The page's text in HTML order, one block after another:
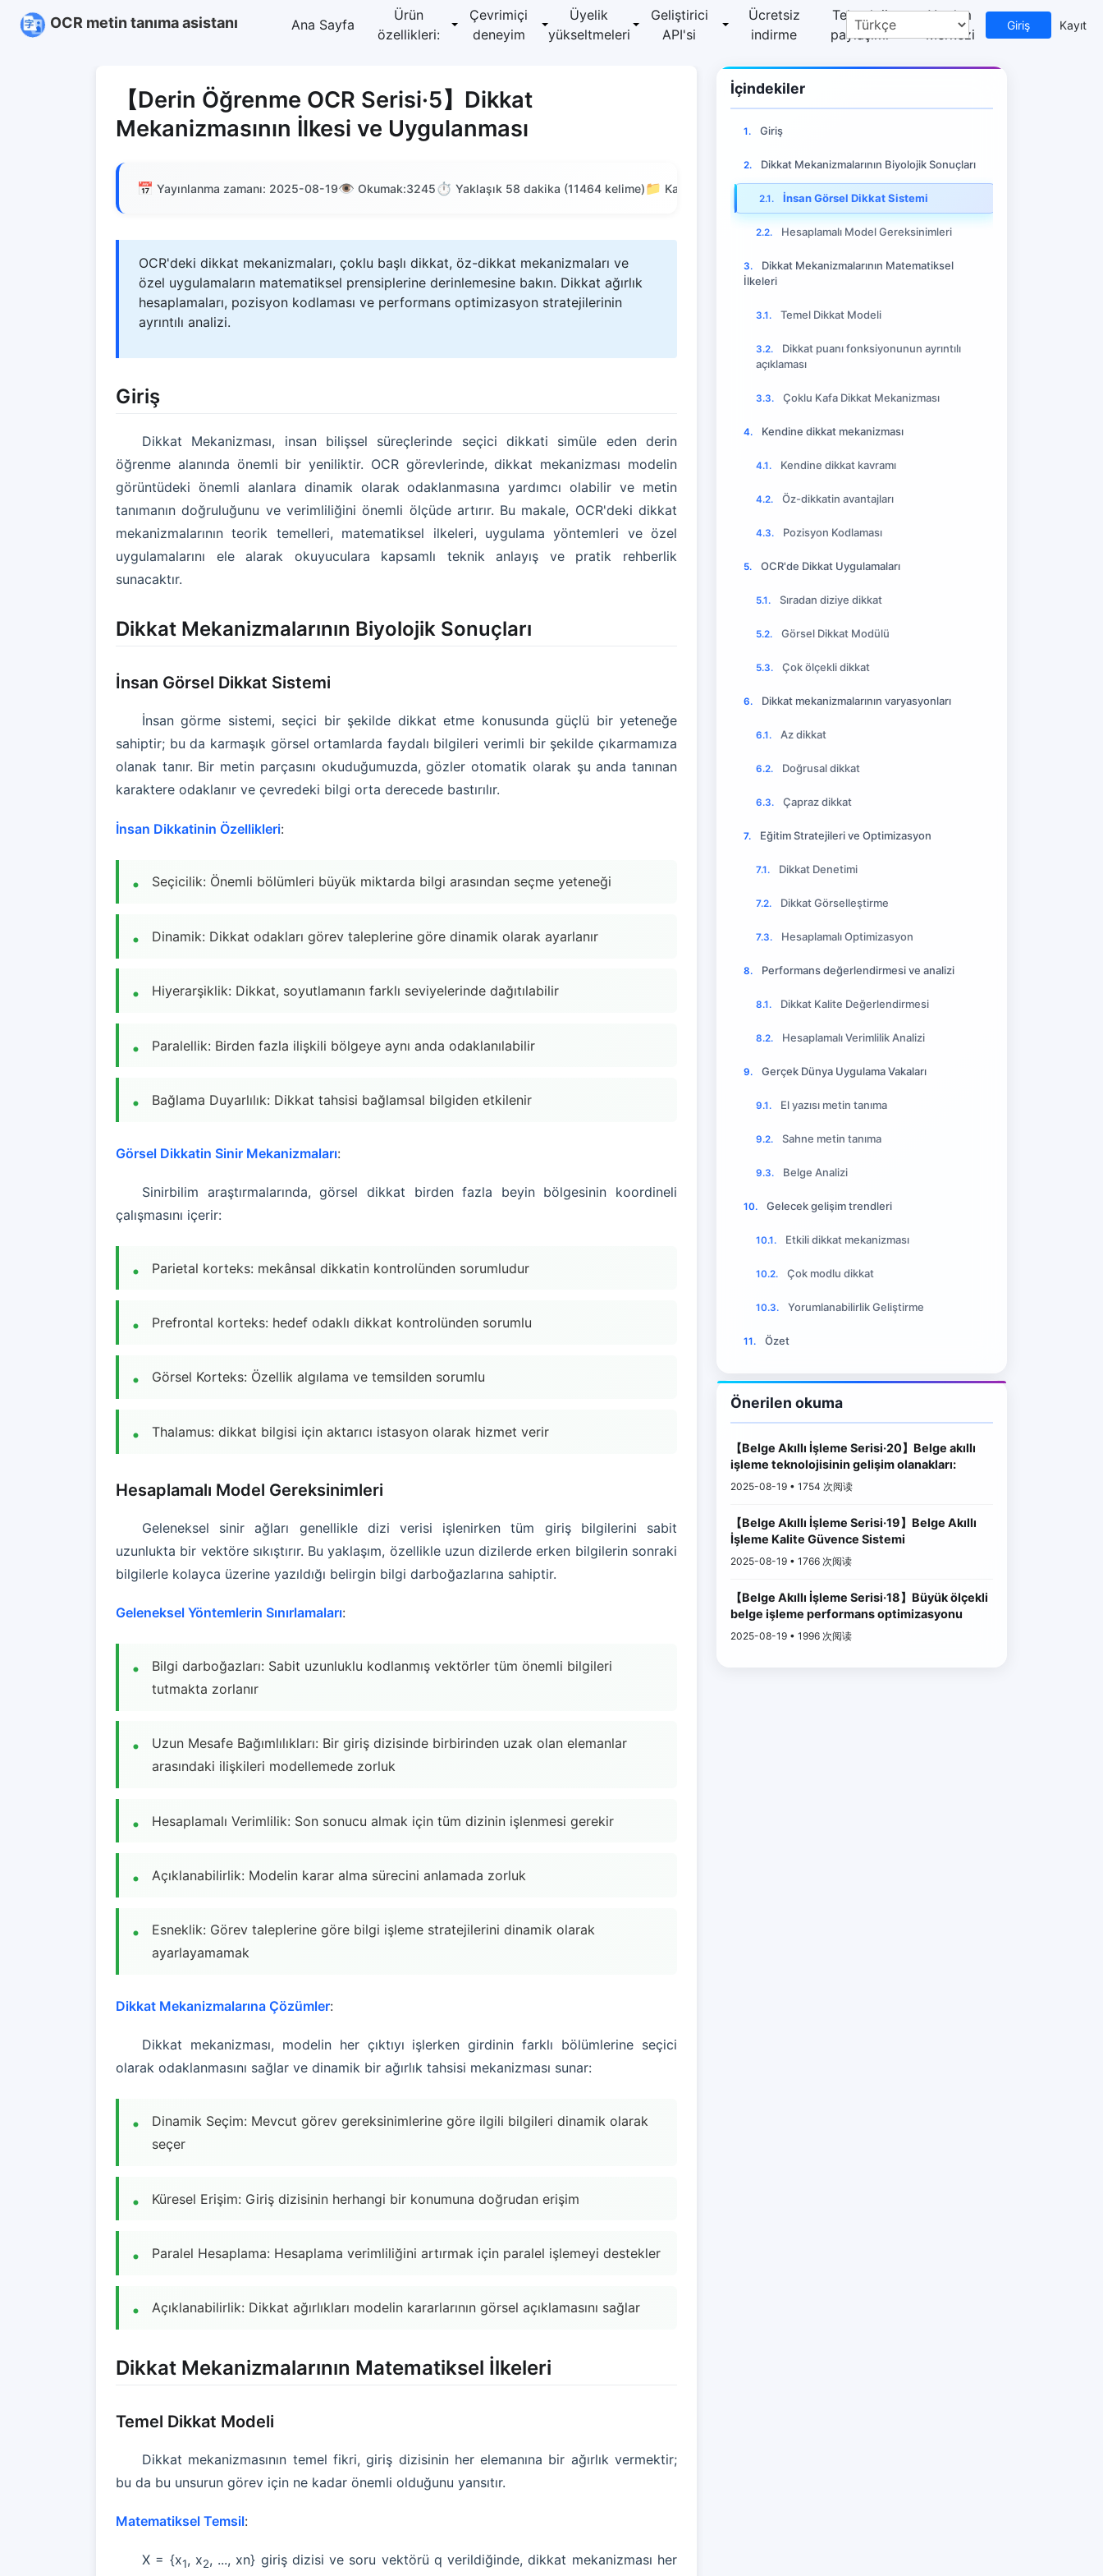
OCR metin tanıma asistanı Ana Sayfa
Ürün
özellikleri:
Çevrimiçi
deneyim
Üyelik
yükseltmeleri
Geliştirici
API'si
Ücretsiz
indirme
Teknoloji
paylaşımı
Yardım
Merkezi
Giriş Kayıt
【Derin Öğrenme OCR Serisi·5】Dikkat
Mekanizmasının İlkesi ve Uygulanması
📅 Yayınlanma zamanı: 2025-08-19👁️ Okumak:3245⏱️ Yaklaşık 58 dakika (11464 kelime)📁 Kategori: İleri Rehberler
OCR'deki dikkat mekanizmaları, çoklu başlı dikkat, öz-dikkat mekanizmaları ve
özel uygulamaların matematiksel prensiplerine derinlemesine bakın. Dikkat ağırlık
hesaplamaları, pozisyon kodlaması ve performans optimizasyon stratejilerinin
ayrıntılı analizi.
Giriş
Dikkat Mekanizması, insan bilişsel süreçlerinde seçici dikkati simüle eden derin
öğrenme alanında önemli bir yeniliktir. OCR görevlerinde, dikkat mekanizması modelin
görüntüdeki önemli alanlara dinamik olarak odaklanmasına yardımcı olabilir ve metin
tanımanın doğruluğunu ve verimliliğini önemli ölçüde artırır. Bu makale, OCR'deki dikkat
mekanizmalarının teorik temelleri, matematiksel ilkeleri, uygulama yöntemleri ve özel
uygulamalarını ele alarak okuyuculara kapsamlı teknik anlayış ve pratik rehberlik
sunacaktır.
Dikkat Mekanizmalarının Biyolojik Sonuçları
İnsan Görsel Dikkat Sistemi
İnsan görme sistemi, seçici bir şekilde dikkat etme konusunda güçlü bir yeteneğe
sahiptir; bu da karmaşık görsel ortamlarda faydalı bilgileri verimli bir şekilde çıkarmamıza
olanak tanır. Bir metin parçasını okuduğumuzda, gözler otomatik olarak şu anda tanınan
karaktere odaklanır ve çevredeki bilgi orta derecede bastırılır.
İnsan Dikkatinin Özellikleri:
Seçicilik: Önemli bölümleri büyük miktarda bilgi arasından seçme yeteneği
Dinamik: Dikkat odakları görev taleplerine göre dinamik olarak ayarlanır
Hiyerarşiklik: Dikkat, soyutlamanın farklı seviyelerinde dağıtılabilir
Paralellik: Birden fazla ilişkili bölgeye aynı anda odaklanılabilir
Bağlama Duyarlılık: Dikkat tahsisi bağlamsal bilgiden etkilenir
Görsel Dikkatin Sinir Mekanizmaları:
Sinirbilim araştırmalarında, görsel dikkat birden fazla beyin bölgesinin koordineli
çalışmasını içerir:
Parietal korteks: mekânsal dikkatin kontrolünden sorumludur
Prefrontal korteks: hedef odaklı dikkat kontrolünden sorumlu
Görsel Korteks: Özellik algılama ve temsilden sorumlu
Thalamus: dikkat bilgisi için aktarıcı istasyon olarak hizmet verir
Hesaplamalı Model Gereksinimleri
Geleneksel sinir ağları genellikle dizi verisi işlenirken tüm giriş bilgilerini sabit
uzunlukta bir vektöre sıkıştırır. Bu yaklaşım, özellikle uzun dizilerde erken bilgilerin sonraki
bilgilerle kolayca üzerine yazıldığı belirgin bilgi darboğazlarına sahiptir.
Geleneksel Yöntemlerin Sınırlamaları:
Bilgi darboğazları: Sabit uzunluklu kodlanmış vektörler tüm önemli bilgileri
tutmakta zorlanır
Uzun Mesafe Bağımlılıkları: Bir giriş dizisinde birbirinden uzak olan elemanlar
arasındaki ilişkileri modellemede zorluk
Hesaplamalı Verimlilik: Son sonucu almak için tüm dizinin işlenmesi gerekir
Açıklanabilirlik: Modelin karar alma sürecini anlamada zorluk
Esneklik: Görev taleplerine göre bilgi işleme stratejilerini dinamik olarak
ayarlayamamak
Dikkat Mekanizmalarına Çözümler:
Dikkat mekanizması, modelin her çıktıyı işlerken girdinin farklı bölümlerine seçici
olarak odaklanmasını sağlar ve dinamik bir ağırlık tahsisi mekanizması sunar:
Dinamik Seçim: Mevcut görev gereksinimlerine göre ilgili bilgileri dinamik olarak
seçer
Küresel Erişim: Giriş dizisinin herhangi bir konumuna doğrudan erişim
Paralel Hesaplama: Hesaplama verimliliğini artırmak için paralel işlemeyi destekler
Açıklanabilirlik: Dikkat ağırlıkları modelin kararlarının görsel açıklamasını sağlar
Dikkat Mekanizmalarının Matematiksel İlkeleri
Temel Dikkat Modeli
Dikkat mekanizmasının temel fikri, giriş dizisinin her elemanına bir ağırlık vermektir;
bu da bu unsurun görev için ne kadar önemli olduğunu yansıtır.
Matematiksel Temsil:
X = {x1, x2, ..., xn} giriş dizisi ve soru vektörü q verildiğinde, dikkat mekanizması her
İçindekiler
1. Giriş
2. Dikkat Mekanizmalarının Biyolojik Sonuçları
2.1. İnsan Görsel Dikkat Sistemi
2.2. Hesaplamalı Model Gereksinimleri
3.
Dikkat Mekanizmalarının Matematiksel
İlkeleri
3.1. Temel Dikkat Modeli
3.2.
Dikkat puanı fonksiyonunun ayrıntılı
açıklaması
3.3. Çoklu Kafa Dikkat Mekanizması
4. Kendine dikkat mekanizması
4.1. Kendine dikkat kavramı
4.2. Öz-dikkatin avantajları
4.3. Pozisyon Kodlaması
5. OCR'de Dikkat Uygulamaları
5.1. Sıradan diziye dikkat
5.2. Görsel Dikkat Modülü
5.3. Çok ölçekli dikkat
6. Dikkat mekanizmalarının varyasyonları
6.1. Az dikkat
6.2. Doğrusal dikkat
6.3. Çapraz dikkat
7. Eğitim Stratejileri ve Optimizasyon
7.1. Dikkat Denetimi
7.2. Dikkat Görselleştirme
7.3. Hesaplamalı Optimizasyon
8. Performans değerlendirmesi ve analizi
8.1. Dikkat Kalite Değerlendirmesi
8.2. Hesaplamalı Verimlilik Analizi
9. Gerçek Dünya Uygulama Vakaları
9.1. El yazısı metin tanıma
9.2. Sahne metin tanıma
9.3. Belge Analizi
10. Gelecek gelişim trendleri
10.1. Etkili dikkat mekanizması
10.2. Çok modlu dikkat
10.3. Yorumlanabilirlik Geliştirme
11. Özet
Önerilen okuma
【Belge Akıllı İşleme Serisi·20】Belge akıllı
işleme teknolojisinin gelişim olanakları:
2025-08-19 • 1754 次阅读
【Belge Akıllı İşleme Serisi·19】Belge Akıllı
İşleme Kalite Güvence Sistemi
2025-08-19 • 1766 次阅读
【Belge Akıllı İşleme Serisi·18】Büyük ölçekli
belge işleme performans optimizasyonu
2025-08-19 • 1996 次阅读